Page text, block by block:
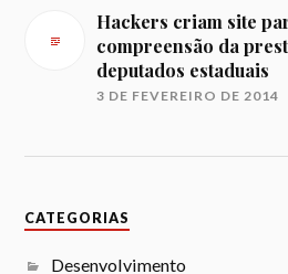
Hackers criam site
compreensão da
deputados estaduais
3 DE FEVEREIRO DE 2014
CATEGORIAS
Desenvolvimento